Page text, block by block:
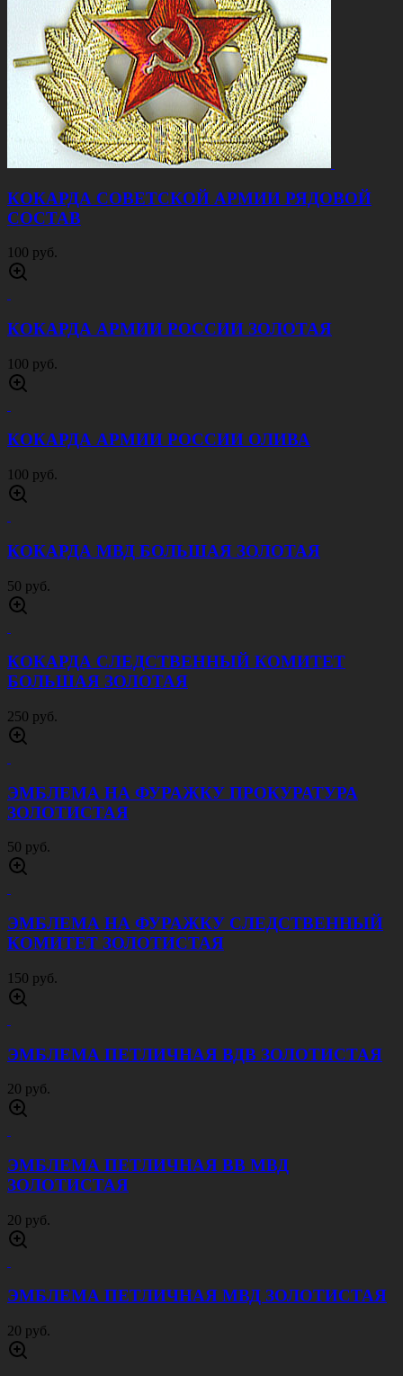
КОКАРДА СОВЕТСКОЙ АРМИИ РЯДОВОЙ
СОСТАВ
100 руб.
КОКАРДА АРМИИ РОССИИ ЗОЛОТАЯ
100 руб.
КОКАРДА АРМИИ РОССИИ ОЛИВА
100 руб.
КОКАРДА МВД БОЛЬШАЯ ЗОЛОТАЯ
50 руб.
КОКАРДА СЛЕДСТВЕННЫЙ КОМИТЕТ
БОЛЬШАЯ ЗОЛОТАЯ
250 руб.
ЭМБЛЕМА НА ФУРАЖКУ ПРОКУРАТУРА
ЗОЛОТИСТАЯ
50 руб.
ЭМБЛЕМА НА ФУРАЖКУ СЛЕДСТВЕННЫЙ
КОМИТЕТ ЗОЛОТИСТАЯ
150 руб.
ЭМБЛЕМА ПЕТЛИЧНАЯ ВДВ ЗОЛОТИСТАЯ
20 руб.
ЭМБЛЕМА ПЕТЛИЧНАЯ ВВ МВД
ЗОЛОТИСТАЯ
20 руб.
ЭМБЛЕМА ПЕТЛИЧНАЯ МВД ЗОЛОТИСТАЯ
20 руб.